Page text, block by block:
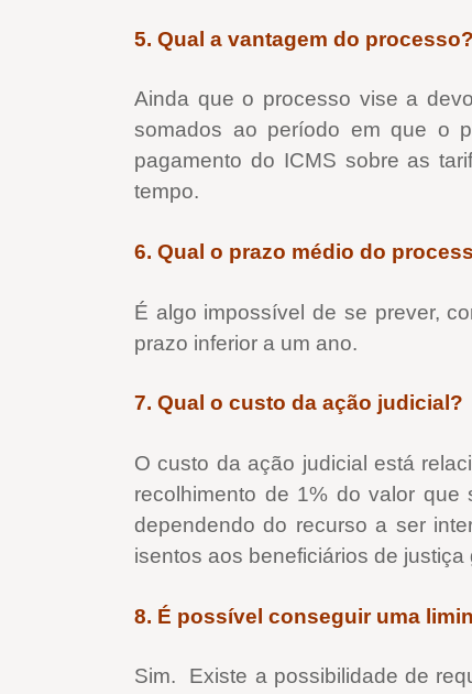
5. Qual a vantagem do processo?
Ainda que o processo vise a
somados ao período em que o
pagamento do ICMS sobre as
tempo.
6. Qual o prazo médio do
É algo impossível de se prever,
prazo inferior a um ano.
7. Qual o custo da ação judicial?
O custo da ação judicial está
recolhimento de 1% do valor
dependendo do recurso a ser
isentos aos beneficiários de justiça
8. É possível conseguir uma
Sim. Existe a possibilidade de